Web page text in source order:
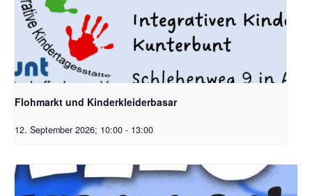
Flohmarkt und Kinderkleiderbasar
12. September 2026; 10:00 - 13:00